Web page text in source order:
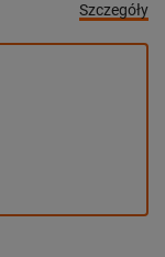
Szczegóły